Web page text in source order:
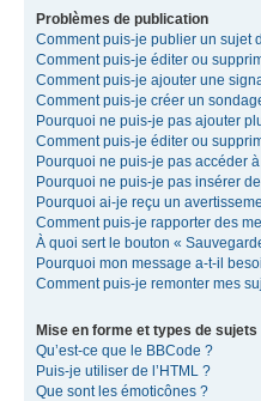
Problèmes de publication
Comment puis-je publier un sujet
Comment puis-je éditer ou
Comment puis-je ajouter une
Comment puis-je créer un
Pourquoi ne puis-je pas ajouter
Comment puis-je éditer ou
Pourquoi ne puis-je pas accéder
Pourquoi ne puis-je pas insérer
Pourquoi ai-je reçu un
Comment puis-je rapporter des
À quoi sert le bouton «
Pourquoi mon message a-t-il
Comment puis-je remonter mes
Mise en forme et types de sujets
Qu’est-ce que le BBCode ?
Puis-je utiliser de l’HTML ?
Que sont les émoticônes ?